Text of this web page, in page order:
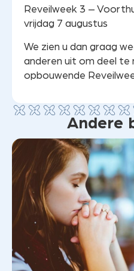
Reveilweek 3 –
vrijdag 7 augustus
We zien u dan graag
anderen uit om deel te
opbouwende
Andere